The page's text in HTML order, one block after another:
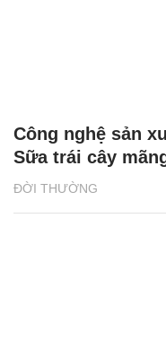
ĐỜI THƯỜNG
Công nghệ sản
Sữa trái cây